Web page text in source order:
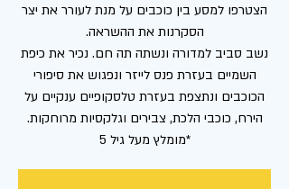
הצטרפו למסע בין כוכבים על מנת לעורר את יצר
נשב סביב למדורה ונשתה תה חם. נכיר את כיפת
השמיים בעזרת פנס לייזר ונפגוש את סיפורי
הכוכבים ונתצפת בעזרת טלסקופיים ענקיים על
*מומלץ מעל גיל 5